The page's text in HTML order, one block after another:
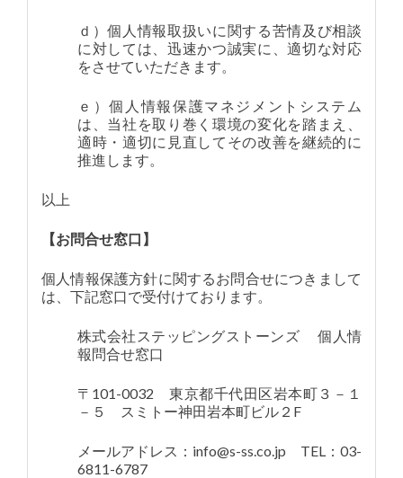
ｄ）個人情報取扱いに関する苦情及び相談
に対しては、迅速かつ誠実に、適切な対応
をさせていただきます。
ｅ）個人情報保護マネジメントシステム
は、当社を取り巻く環境の変化を踏まえ、
適時・適切に見直してその改善を継続的に
推進します。
以上
【お問合せ窓口】
個人情報保護方針に関するお問合せにつきまして
は、下記窓口で受付けております。
株式会社ステッピングストーンズ 個人情
報問合せ窓口
〒101-0032 東京都千代田区岩本町３－１
－５ スミトー神田岩本町ビル２F
メールアドレス：info@s-ss.co.jp TEL：03-
6811-6787